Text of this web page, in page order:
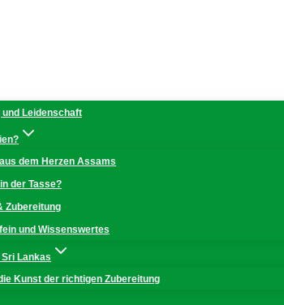
und Leidenschaft
dem Herzen Assams
der Tasse?
Zubereitung
und Wissenswertes
Lankas
Kunst der richtigen Zubereitung